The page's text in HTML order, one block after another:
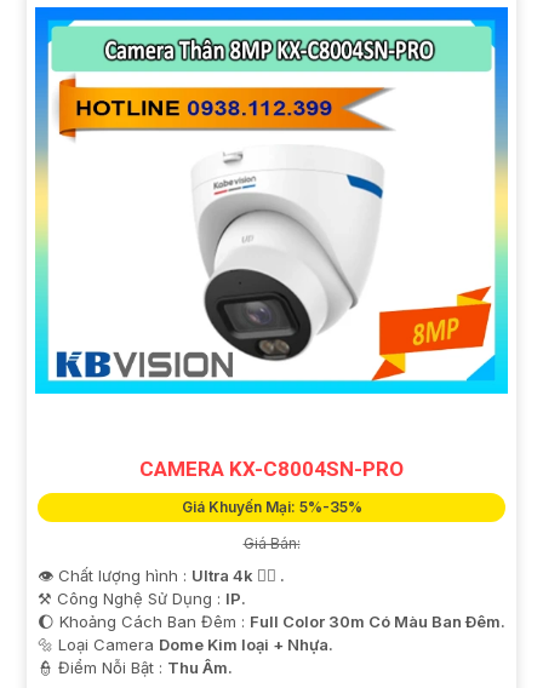
CAMERA KX-C8004SN-PRO
Giá Khuyến Mại: 5%-35%
Giá Bán:
👁 Chất lượng hình : Ultra 4k 👍🏾 .
⚒ Công Nghệ Sử Dụng : IP.
🌔 Khoảng Cách Ban Đêm : Full Color 30m Có Màu Ban Ðêm.
🔩 Loại Camera Dome Kim loại + Nhựa.
️👮 Điểm Nỗi Bật : Thu Âm.